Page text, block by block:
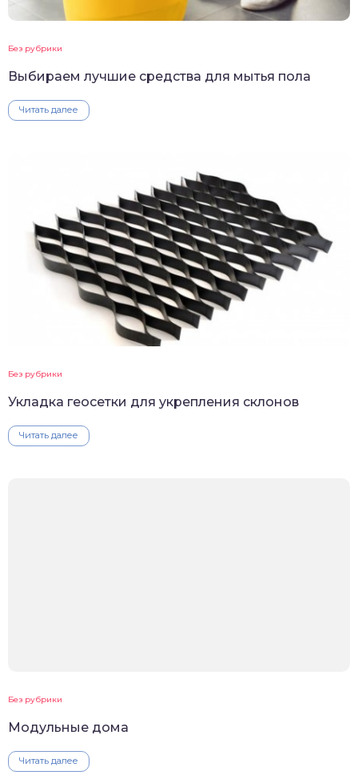
Без рубрики
Выбираем лучшие средства для мытья пола
Читать далее
Без рубрики
Укладка геосетки для укрепления склонов
Читать далее
Без рубрики
Модульные дома
Читать далее